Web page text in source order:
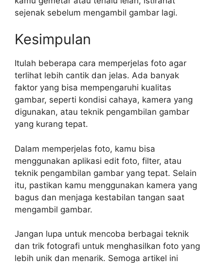
sejenak sebelum mengambil gambar lagi.
Kesimpulan
Itulah beberapa cara memperjelas foto agar
terlihat lebih cantik dan jelas. Ada banyak
faktor yang bisa mempengaruhi kualitas
gambar, seperti kondisi cahaya, kamera yang
digunakan, atau teknik pengambilan gambar
yang kurang tepat.
Dalam memperjelas foto, kamu bisa
menggunakan aplikasi edit foto, filter, atau
teknik pengambilan gambar yang tepat. Selain
itu, pastikan kamu menggunakan kamera yang
bagus dan menjaga kestabilan tangan saat
mengambil gambar.
Jangan lupa untuk mencoba berbagai teknik
dan trik fotografi untuk menghasilkan foto yang
lebih unik dan menarik. Semoga artikel ini